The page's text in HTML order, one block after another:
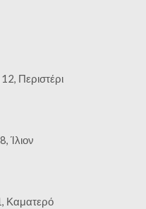
Περιστέρι
Ίλιον
Καματερό